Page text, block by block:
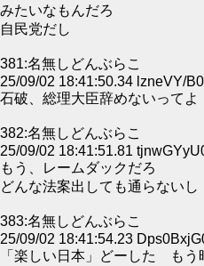
みたいなもんだろ
自民党だし
381:名無しどんぶらこ
25/09/02 18:41:50.34 lzneVY/
石破、総理大臣辞めないってよ
382:名無しどんぶらこ
25/09/02 18:41:51.81
もう、レームダックだろ
どんな法案出しても通らないし
383:名無しどんぶらこ
25/09/02 18:41:54.23
「楽しい日本」どーした もう